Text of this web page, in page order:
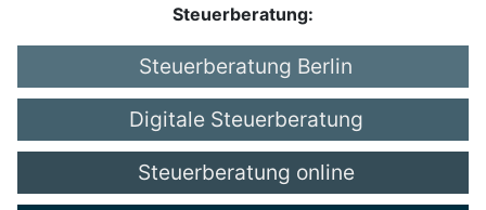
Steuerberatung:
Steuerberatung Berlin
Digitale Steuerberatung
Steuerberatung online